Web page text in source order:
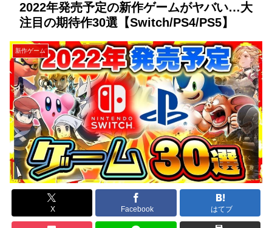
2022年発売予定の新作ゲームがヤバい…大
注目の期待作30選【Switch/PS4/PS5】
新作ゲーム
X Facebook はてブ